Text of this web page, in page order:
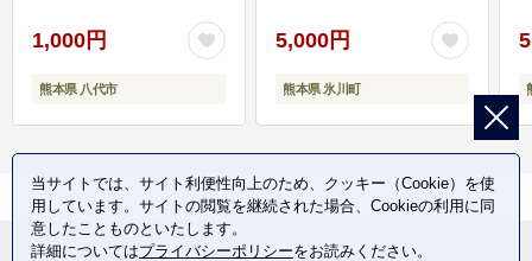
1,000円
熊本県 八代市
5,000円
熊本県 氷川町
当サイトでは、サイト利便性向上のため、クッキー（Cookie）を使
用しています。サイトの閲覧を継続された場合、Cookieの利用に同
意したことものといたします。
詳細についてはプライバシーポリシーをお読みください。